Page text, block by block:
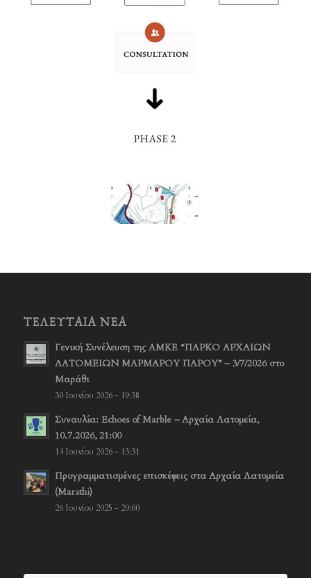
ΤΕΛΕΥΤΑΊΑ ΝΈΑ
Γενική Συνέλευση της ΑΜΚΕ “ΠΑΡΚΟ ΑΡΧΑΙΩΝ
ΛΑΤΟΜΕΙΩΝ ΜΑΡΜΑΡΟΥ ΠΑΡΟΥ” – 3/7/2026 στο
Μαράθι
30 Ιουνίου 2026 - 19:38
Συναυλία: Echoes of Marble – Αρχαία Λατομεία,
10.7.2026, 21:00
14 Ιουνίου 2026 - 13:31
Προγραμματισμένες επισκέψεις στα Αρχαία Λατομεία
(Marathi)
26 Ιουνίου 2025 - 20:00